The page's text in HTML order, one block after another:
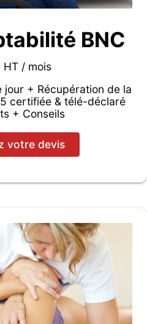
BNC
HT / mois
jour + Récupération de la
certifiée & télé-déclaré
+ Conseils
votre devis